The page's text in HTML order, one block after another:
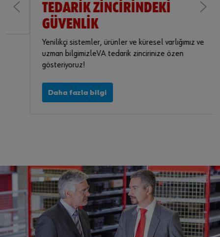
TEDARIK ZINCIRINDEKI
GÜVENLIK
Yenilikçi sistemler, ürünler ve küresel varlığımız ve
uzman bilgimizleVA tedarik zincirinize özen
gösteriyoruz!
Daha fazla bilgi